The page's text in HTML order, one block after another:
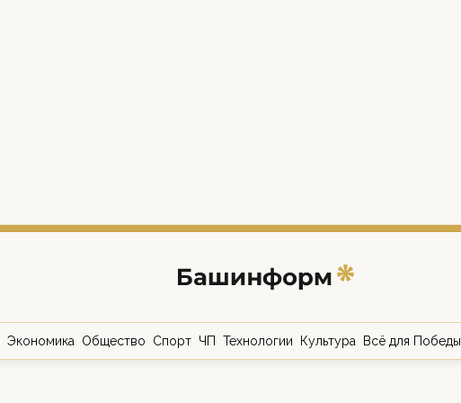
Экономика Общество Спорт ЧП Технологии Культура Всё для Победы